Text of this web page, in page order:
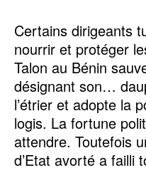
Certains dirigeants
nourrir et protéger
Talon au Bénin
désignant son…
l’étrier et adopte la
logis. La fortune
attendre. Toutefois
d’Etat avorté a failli